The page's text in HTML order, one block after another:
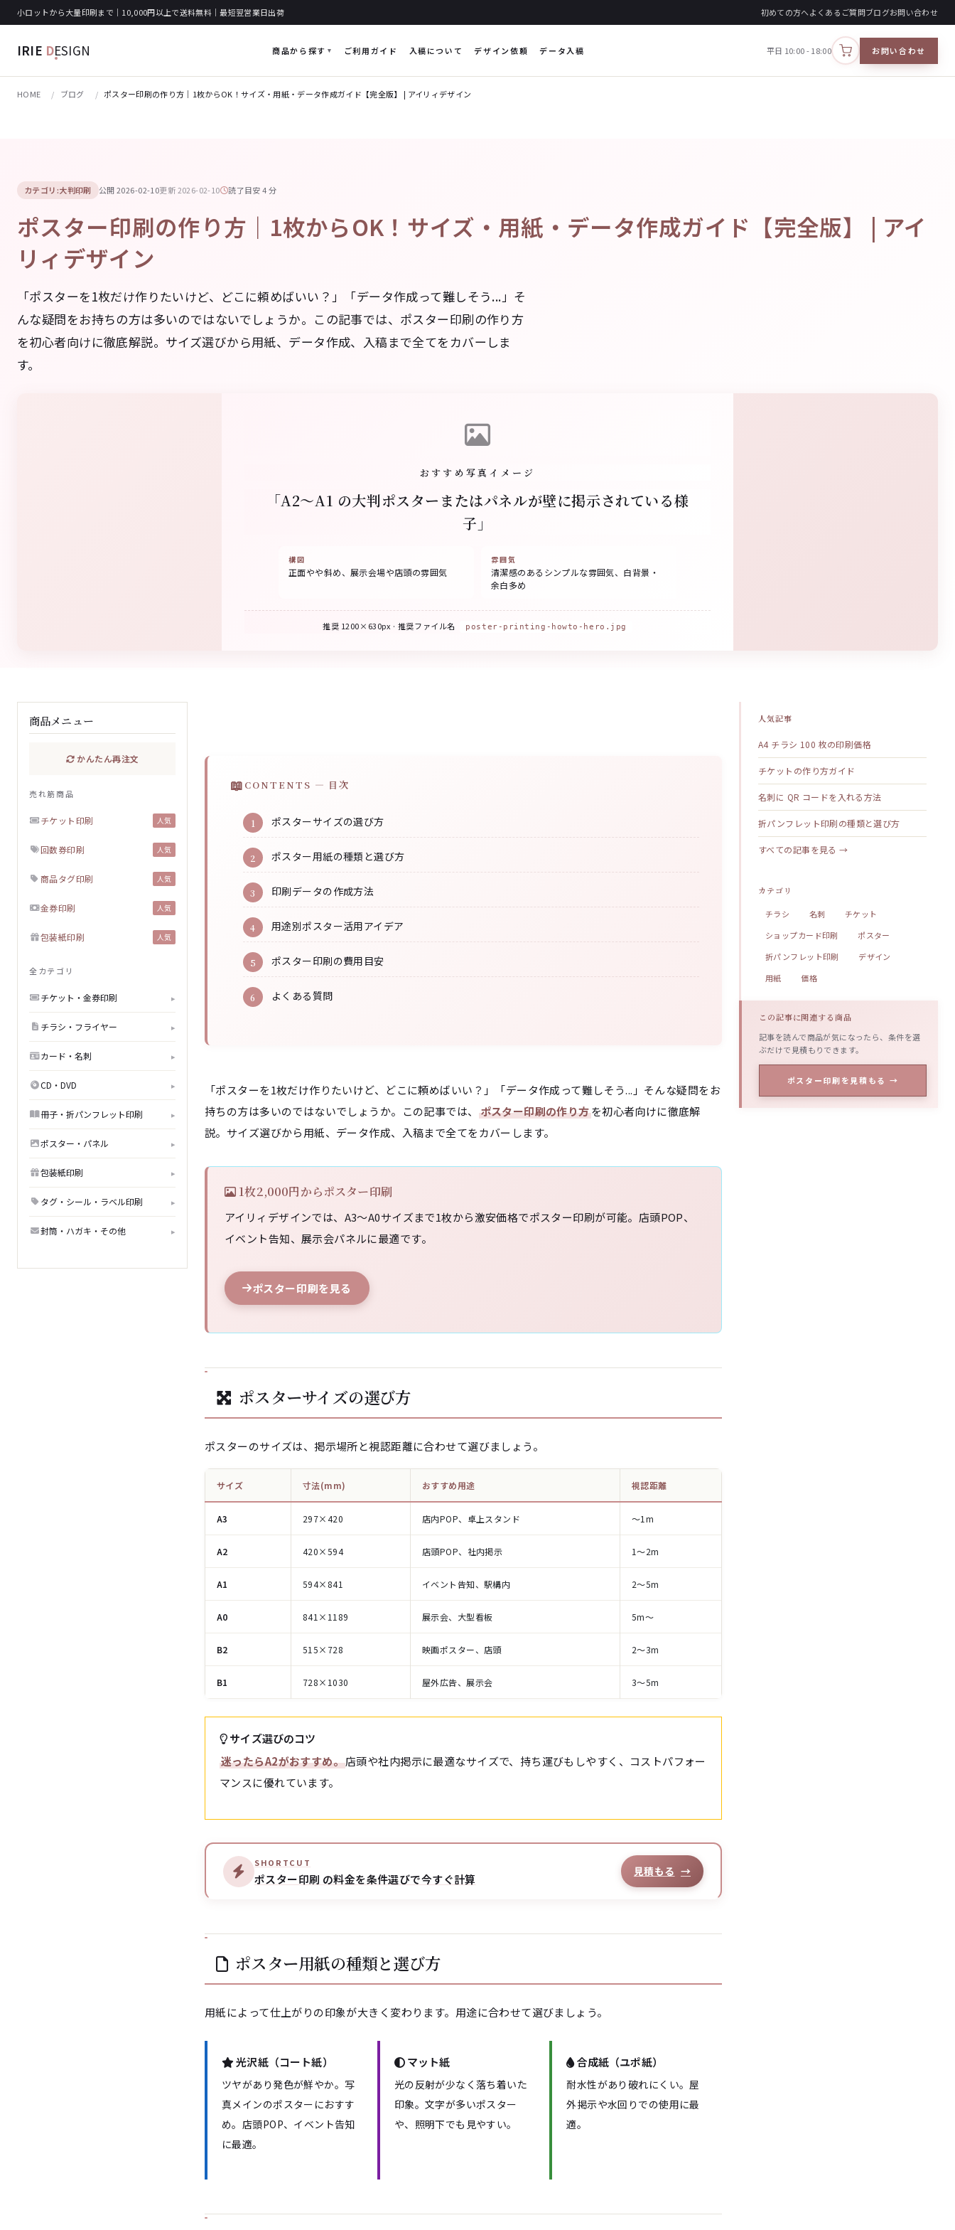
小ロットから大量印刷まで｜10,000円以上で送料無料｜最短翌営業日出荷 初めての方へよくあるご質問ブログお問い合わせ
IRIE DESIGN 商品から探す ご利用ガイド 入稿について デザイン依頼 データ入稿 平日 10:00 - 18:00
カートを見る
お問い合わせ
HOME ブログ ポスター印刷の作り方｜1枚からOK！サイズ・用紙・データ作成ガイド【完全版】 | アイリィデザイン
カテゴリ:大判印刷 公開 2026-02-10更新 2026-02-10 読了目安 4 分
ポスター印刷の作り方｜1枚からOK！サイズ・用紙・データ作成ガイド【完全版】 | アイ
リィデザイン
「ポスターを1枚だけ作りたいけど、どこに頼めばいい？」「データ作成って難しそう...」そ
んな疑問をお持ちの方は多いのではないでしょうか。この記事では、ポスター印刷の作り方
を初心者向けに徹底解説。サイズ選びから用紙、データ作成、入稿まで全てをカバーしま
す。
おすすめ写真イメージ
「A2〜A1 の大判ポスターまたはパネルが壁に掲示されている様
子」
構図
正面やや斜め、展示会場や店頭の雰囲気
雰囲気
清潔感のあるシンプルな雰囲気、白背景・
余白多め
推奨 1200×630px · 推奨ファイル名 poster-printing-howto-hero.jpg
商品メニュー
かんたん再注文
売れ筋商品
チケット印刷 人気
回数券印刷 人気
商品タグ印刷 人気
金券印刷 人気
包装紙印刷 人気
全カテゴリ
チケット・金券印刷 ▸
チラシ・フライヤー ▸
カード・名刺 ▸
CD・DVD ▸
冊子・折パンフレット印刷 ▸
ポスター・パネル ▸
包装紙印刷 ▸
タグ・シール・ラベル印刷 ▸
封筒・ハガキ・その他 ▸
CONTENTS — 目次
ポスターサイズの選び方
ポスター用紙の種類と選び方
印刷データの作成方法
用途別ポスター活用アイデア
ポスター印刷の費用目安
よくある質問
「ポスターを1枚だけ作りたいけど、どこに頼めばいい？」「データ作成って難しそう...」そんな疑問をお
持ちの方は多いのではないでしょうか。この記事では、 ポスター印刷の作り方を初心者向けに徹底解
説。サイズ選びから用紙、データ作成、入稿まで全てをカバーします。
1枚2,000円からポスター印刷
アイリィデザインでは、A3〜A0サイズまで1枚から激安価格でポスター印刷が可能。店頭POP、
イベント告知、展示会パネルに最適です。
ポスター印刷を見る
ポスターサイズの選び方
ポスターのサイズは、掲示場所と視認距離に合わせて選びましょう。
サイズ 寸法(mm) おすすめ用途 視認距離
A3 297×420 店内POP、卓上スタンド 〜1m
A2 420×594 店頭POP、社内掲示 1〜2m
A1 594×841 イベント告知、駅構内 2〜5m
A0 841×1189 展示会、大型看板 5m〜
B2 515×728 映画ポスター、店頭 2〜3m
B1 728×1030 屋外広告、展示会 3〜5m
サイズ選びのコツ
迷ったらA2がおすすめ。店頭や社内掲示に最適なサイズで、持ち運びもしやすく、コストパフォー
マンスに優れています。
SHORTCUT
ポスター印刷 の料金を条件選びで今すぐ計算
見積もる →
ポスター用紙の種類と選び方
用紙によって仕上がりの印象が大きく変わります。用途に合わせて選びましょう。
光沢紙（コート紙）
ツヤがあり発色が鮮やか。写
真メインのポスターにおすす
め。店頭POP、イベント告知
に最適。
マット紙
光の反射が少なく落ち着いた
印象。文字が多いポスター
や、照明下でも見やすい。
合成紙（ユポ紙）
耐水性があり破れにくい。屋
外掲示や水回りでの使用に最
適。
人気記事
A4 チラシ 100 枚の印刷価格
チケットの作り方ガイド
名刺に QR コードを入れる方法
折パンフレット印刷の種類と選び方
すべての記事を見る →
カテゴリ
チラシ 名刺
チケット
ショップカード印刷
ポスター
折パンフレット印刷
デザイン
用紙
価格
この記事に関連する商品
記事を読んで商品が気になったら、条件を選
ぶだけで見積もりできます。
ポスター印刷を見積もる →